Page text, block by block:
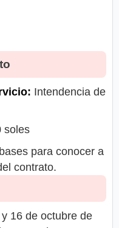
Intendencia de
soles
para conocer a
contrato.
16 de octubre de